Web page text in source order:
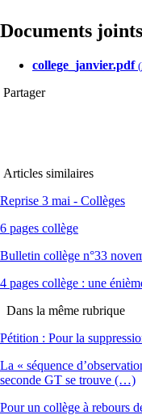
Documents joints
college_janvier.pdf (
Partager
Articles similaires
Reprise 3 mai - Collèges
6 pages collège
Bulletin collège n°33
4 pages collège : une
Dans la même rubrique
Pétition : Pour la
La « séquence
seconde GT se trouve (…)
Pour un collège à rebours